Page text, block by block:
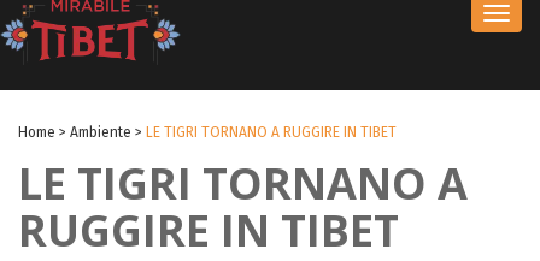
Home > Ambiente > LE TIGRI TORNANO A RUGGIRE IN TIBET
LE TIGRI TORNANO A
RUGGIRE IN TIBET